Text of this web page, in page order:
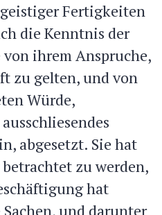
Fertigkeiten
die Kenntnis der
ihrem Anspruche,
zu gelten, und von
Würde,
abgesetzt. Sie hat
zu werden,
hat
und darunter